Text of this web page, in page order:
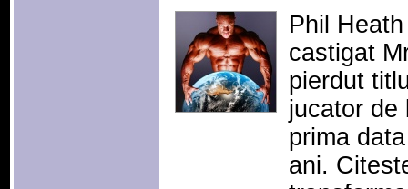
Phil
castigat
pierdut
jucator de
prima
ani.